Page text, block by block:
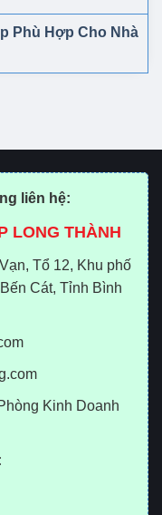
Phù Hợp Cho Nhà
liên hệ:
LONG THÀNH
Tổ 12, Khu phố
Cát, Tỉnh Bình
Kinh Doanh